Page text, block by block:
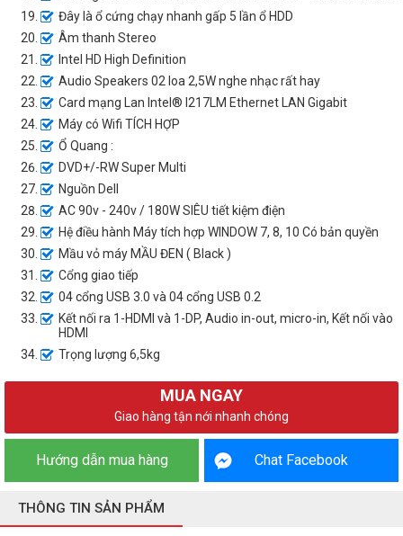
Đây là ổ cứng chạy nhanh gấp 5 lần ổ HDD
Âm thanh Stereo
Intel HD High Definition
Audio Speakers 02 loa 2,5W nghe nhạc rất hay
Card mạng Lan Intel® I217LM Ethernet LAN Gigabit
Máy có Wifi TÍCH HỢP
Ổ Quang :
DVD+/-RW Super Multi
Nguồn Dell
AC 90v - 240v / 180W SIÊU tiết kiệm điện
Hệ điều hành Máy tích hợp WINDOW 7, 8, 10 Có bản quyền
Mầu vỏ máy MẦU ĐEN ( Black )
Cổng giao tiếp
04 cổng USB 3.0 và 04 cổng USB 0.2
Kết nối ra 1-HDMI và 1-DP, Audio in-out, micro-in, Kết nối vào
HDMI
Trọng lượng 6,5kg
MUA NGAY
Giao hàng tận nới nhanh chóng
Hướng dẫn mua hàng Chat Facebook
THÔNG TIN SẢN PHẨM